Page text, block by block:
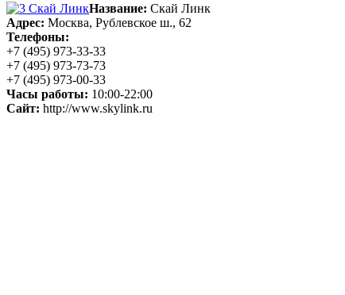
Название: Скай Линк
Адрес: Москва, Рублевское ш., 62
Телефоны:
+7 (495) 973-33-33
+7 (495) 973-73-73
+7 (495) 973-00-33
Часы работы: 10:00-22:00
Сайт: http://www.skylink.ru